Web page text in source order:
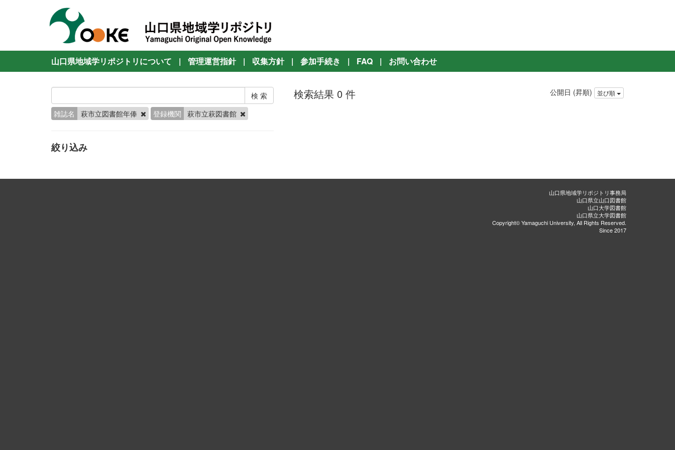
山口県地域学リポジトリについて | 管理運営指針 | 収集方針 | 参加手続き | FAQ | お問い合わせ
雑誌名 萩市立図書館年俸 登録機関 萩市立萩図書館
絞り込み
検索結果 0 件 公開日 (昇順) 並び順
山口県地域学リポジトリ事務局
山口県立山口図書館
山口大学図書館
山口県立大学図書館
Copyright© Yamaguchi University, All Rights Reserved.
Since 2017